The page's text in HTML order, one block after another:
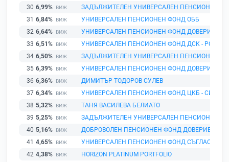
30 6,99%
ЗАДЪЛЖИТЕЛЕН УНИВЕРСАЛЕН ПЕНСИОНЕН
31 6,84%
УНИВЕРСАЛЕН ПЕНСИОНЕН ФОНД ОББ
32 6,64%
УНИВЕРСАЛЕН ПЕНСИОНЕН ФОНД ДОВЕРИЕ
33 6,51%
УНИВЕРСАЛЕН ПЕНСИОНЕН ФОНД ДСК -
34 6,50%
ЗАДЪЛЖИТЕЛЕН УНИВЕРСАЛЕН ПЕНСИОНЕН
35 6,39%
УНИВЕРСАЛЕН ПЕНСИОНЕН ФОНД ДОВЕРИЕ
36 6,36%
ДИМИТЪР ТОДОРОВ СУЛЕВ
37 6,34%
УНИВЕРСАЛЕН ПЕНСИОНЕН ФОНД ЦКБ - СИЛА
38 5,32%
ТАНЯ ВАСИЛЕВА БЕЛИАТО
39 5,25%
ЗАДЪЛЖИТЕЛЕН УНИВЕРСАЛЕН ПЕНСИОНЕН
40 5,16%
ДОБРОВОЛЕН ПЕНСИОНЕН ФОНД ДОВЕРИЕ
41 4,65%
УНИВЕРСАЛЕН ПЕНСИОНЕН ФОНД СЪГЛАСИЕ
42 4,38%
HORIZON PLATINUM PORTFOLIO